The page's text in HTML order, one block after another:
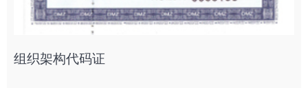
组织架构代码证